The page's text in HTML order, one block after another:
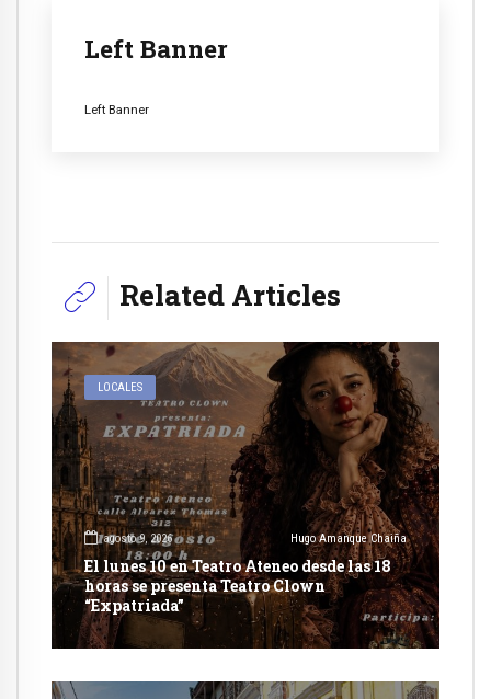
Left Banner
Left Banner
Related Articles
LOCALES
agosto 9, 2026 Hugo Amanque Chaiña
El lunes 10 en Teatro Ateneo desde las 18
horas se presenta Teatro Clown
“Expatriada”